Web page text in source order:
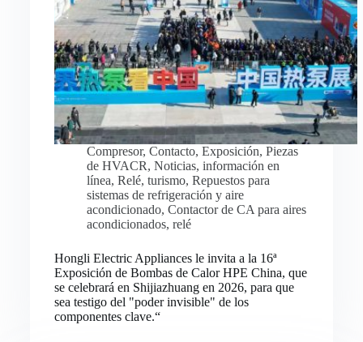
Compresor, Contacto, Exposición, Piezas
de HVACR, Noticias, información en
línea, Relé, turismo, Repuestos para
sistemas de refrigeración y aire
acondicionado, Contactor de CA para aires
acondicionados, relé
Hongli Electric Appliances le invita a la 16ª
Exposición de Bombas de Calor HPE China, que
se celebrará en Shijiazhuang en 2026, para que
sea testigo del "poder invisible" de los
componentes clave.“